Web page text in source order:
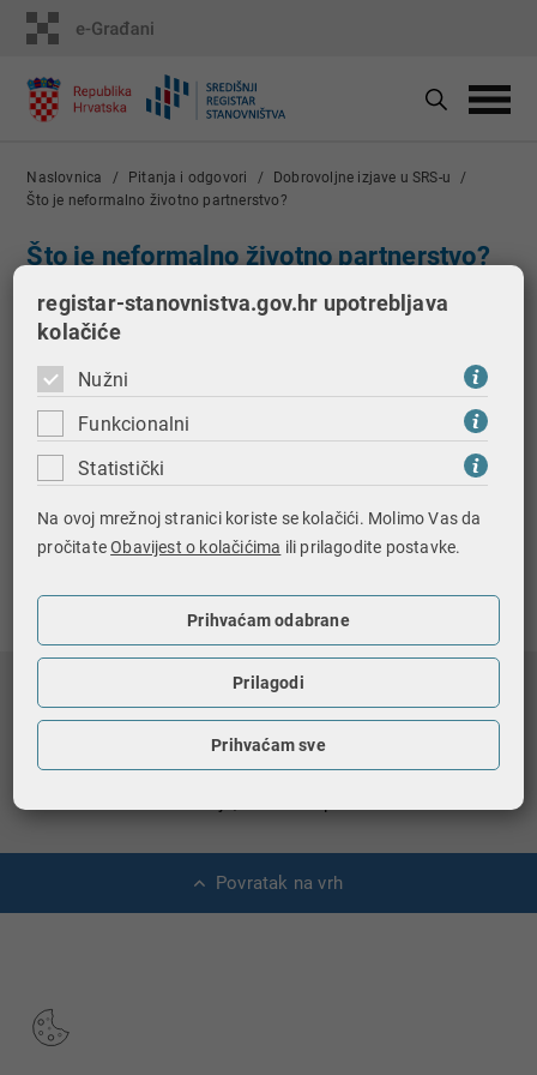
Naslovnica Pitanja i odgovori
Dobrovoljne izjave u SRS-u
Što je neformalno životno partnerstvo?
Što je neformalno životno partnerstvo?
Neformalno životno partnerstvo je zajednica
sklopile životno partnerstvo pred nadležnim tijelom.
Uvjet je da takva zajednica traje najmanje tri godine i
od početka je udovoljavala pretpostavkama propisanim
za valjanost životnog partnerstva.
Ispiši stranicu
Copyright © 2026 Republika Hrvatska, Ministarstvo
Povratak na vrh
registar-stanovnistva.gov.hr upotrebljava
kolačiće
Nužni
Funkcionalni
Statistički
Na ovoj mrežnoj stranici koriste se kolačići. Molimo Vas da
pročitateObavijest o kolačićima ili prilagodite postavke.
Prihvaćam odabrane
Prilagodi
Prihvaćam sve